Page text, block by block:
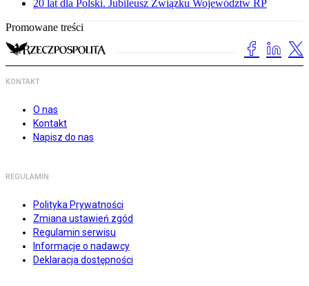
20 lat dla Polski. Jubileusz Związku Województw RP
Promowane treści
KONTAKT
O nas
Kontakt
Napisz do nas
REGULAMIN
Polityka Prywatności
Zmiana ustawień zgód
Regulamin serwisu
Informacje o nadawcy
Deklaracja dostępności